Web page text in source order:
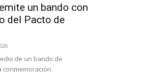
un bando con
del Pacto de
de un bando de
conmemoración